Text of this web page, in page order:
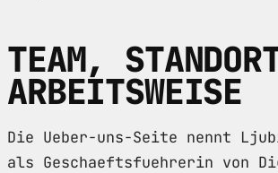
TEAM,
ARBEITSWEISE
Die Ueber-uns-Seite nennt
als Geschaeftsfuehrerin von